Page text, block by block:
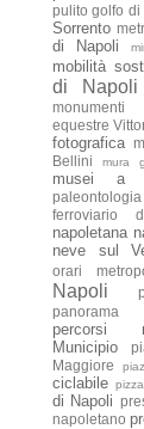
pulito golfo di
Sorrento
di Napoli
mobilità
di Napoli
monumenti
equestre
fotografica
Bellini
mura
musei a
paleontologia
ferroviario
napoletana
neve sul
orari
Napoli
panorama
percorsi
Municipio
Maggiore
ciclabile pizza
di Napoli
napoletano